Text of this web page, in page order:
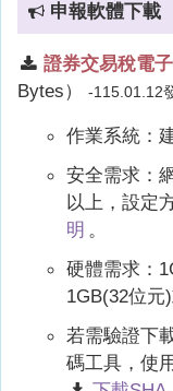
申報軟體下載
證券交易稅電
Bytes） -115.01.12
作業系統：
安全需求：
以上，設定
明 。
硬體需求：
1GB(32位元
若需驗證下
碼工具，使